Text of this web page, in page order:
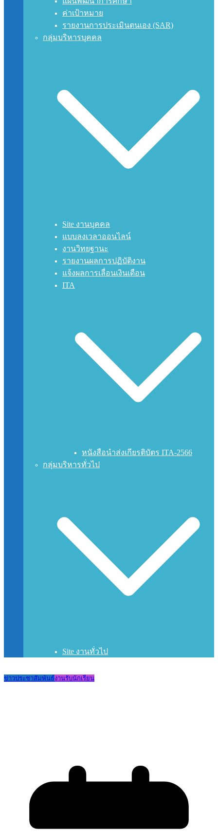
ค่าเป้าหมาย
รายงานการประเมินตนเอง (SAR)
กลุ่มบริหารบุคคล
Site งานบุคคล
แบบลงเวลาออนไลน์
งานวิทยฐานะ
รายงานผลการปฏิบัติงาน
แจ้งผลการเลื่อนเงินเดือน
ITA
หนังสือนำส่งเกียรติบัตร ITA-2566
กลุ่มบริหารทั่วไป
Site งานทั่วไป
ข่าวประชาสัมพันธ์งานรับนักเรียน